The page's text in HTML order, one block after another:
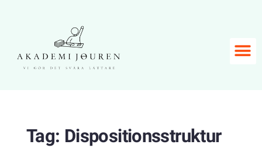
Tag: Dispositionsstruktur